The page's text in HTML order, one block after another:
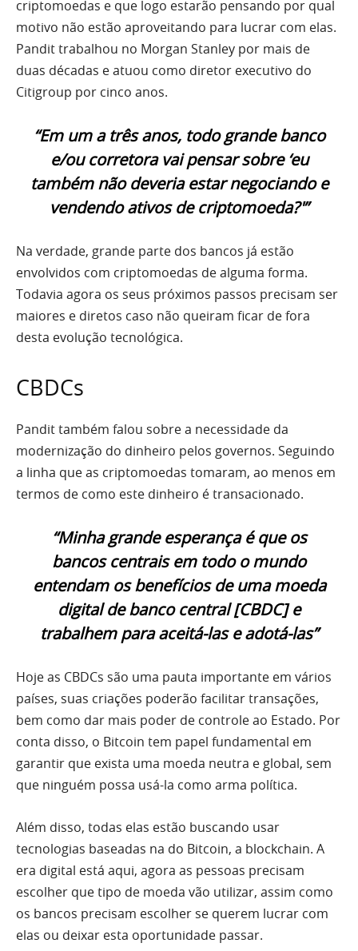
criptomoedas e que logo estarão pensando por qual
motivo não estão aproveitando para lucrar com elas.
Pandit trabalhou no Morgan Stanley por mais de
duas décadas e atuou como diretor executivo do
Citigroup por cinco anos.
“Em um a três anos, todo grande banco
e/ou corretora vai pensar sobre ‘eu
também não deveria estar negociando e
vendendo ativos de criptomoeda?'”
Na verdade, grande parte dos bancos já estão
envolvidos com criptomoedas de alguma forma.
Todavia agora os seus próximos passos precisam ser
maiores e diretos caso não queiram ficar de fora
desta evolução tecnológica.
CBDCs
Pandit também falou sobre a necessidade da
modernização do dinheiro pelos governos. Seguindo
a linha que as criptomoedas tomaram, ao menos em
termos de como este dinheiro é transacionado.
“Minha grande esperança é que os
bancos centrais em todo o mundo
entendam os benefícios de uma moeda
digital de banco central [CBDC] e
trabalhem para aceitá-las e adotá-las”
Hoje as CBDCs são uma pauta importante em vários
países, suas criações poderão facilitar transações,
bem como dar mais poder de controle ao Estado. Por
conta disso, o Bitcoin tem papel fundamental em
garantir que exista uma moeda neutra e global, sem
que ninguém possa usá-la como arma política.
Além disso, todas elas estão buscando usar
tecnologias baseadas na do Bitcoin, a blockchain. A
era digital está aqui, agora as pessoas precisam
escolher que tipo de moeda vão utilizar, assim como
os bancos precisam escolher se querem lucrar com
elas ou deixar esta oportunidade passar.